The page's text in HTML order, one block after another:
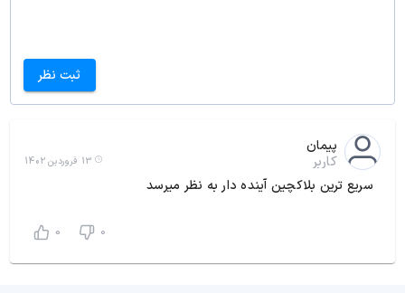
ثبت نظر
پیمان
کاربر 13 فروردین 1402
سریع ترین بلاکچین آینده دار به نظر میرسد
0
0